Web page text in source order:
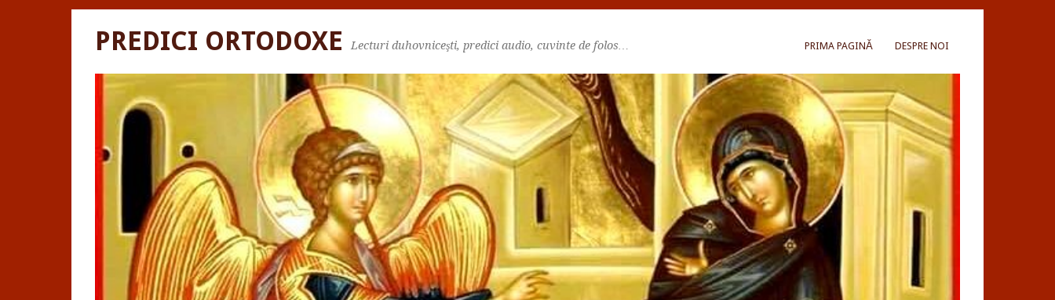
PRIMA PAGINĂ DESPRE NOI
PREDICI ORTODOXE Lecturi duhovniceşti, predici audio, cuvinte de folos…